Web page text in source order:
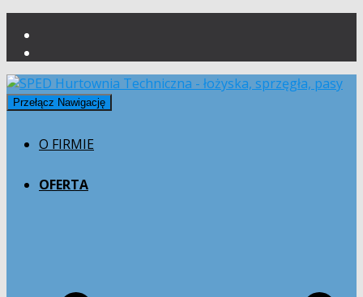
Przełącz Nawigację
O FIRMIE
OFERTA